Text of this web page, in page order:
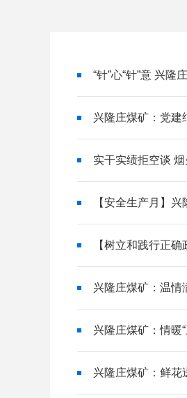
“针”心“针”意 兴隆
兴隆庄煤矿：党建
实干实绩拒空谈
【安全生产月】
【树立和践行正
兴隆庄煤矿：温情
兴隆庄煤矿：情暖
兴隆庄煤矿：鲜花